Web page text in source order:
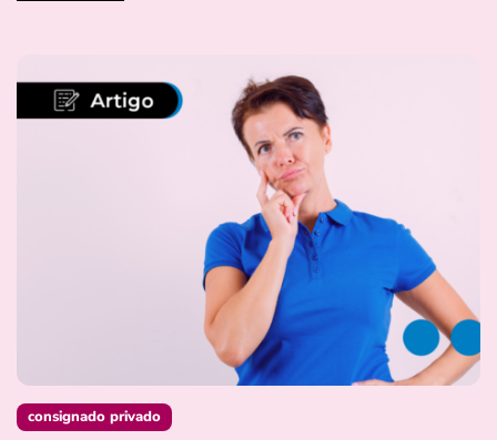
consignado privado